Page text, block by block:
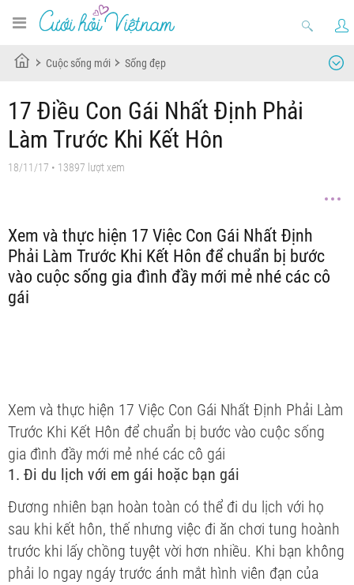
Cuộc sống mới Sống đẹp
17 Điều Con Gái Nhất Định Phải
Làm Trước Khi Kết Hôn
18/11/17 • 13897 lượt xem
Xem và thực hiện 17 Việc Con Gái Nhất Định
Phải Làm Trước Khi Kết Hôn để chuẩn bị bước
vào cuộc sống gia đình đầy mới mẻ nhé các cô
gái
Xem và thực hiện 17 Việc Con Gái Nhất Định Phải Làm
Trước Khi Kết Hôn để chuẩn bị bước vào cuộc sống
gia đình đầy mới mẻ nhé các cô gái
1. Đi du lịch với em gái hoặc bạn gái
Đương nhiên bạn hoàn toàn có thể đi du lịch với họ
sau khi kết hôn, thế nhưng việc đi ăn chơi tung hoành
trước khi lấy chồng tuyệt vời hơn nhiều. Khi bạn không
phải lo ngay ngáy trước ánh mắt hình viên đạn của